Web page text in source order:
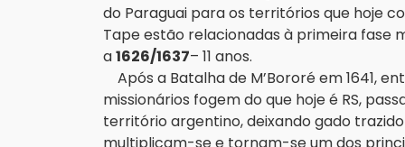
do Paraguai para os territórios que hoje
Tape estão relacionadas à primeira fase
a1626/1637– 11 anos.
Após a Batalha de M’Bororé em 1641,
missionários fogem do que hoje é RS,
território argentino, deixando gado